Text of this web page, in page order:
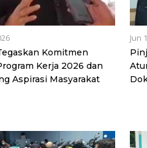
Komitmen
Kerja 2026 dan
Aspirasi Masyarakat
Jun